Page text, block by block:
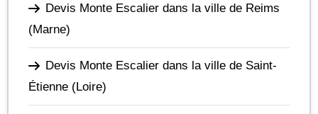
Devis Monte Escalier dans la ville de Reims
(Marne)
Devis Monte Escalier dans la ville de Saint-
Étienne (Loire)